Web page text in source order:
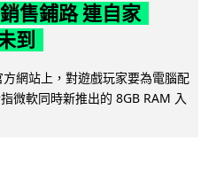
售鋪路 連自家
到
網站上，對遊戲玩家要為電腦配
微軟同時新推出的 8GB RAM 入